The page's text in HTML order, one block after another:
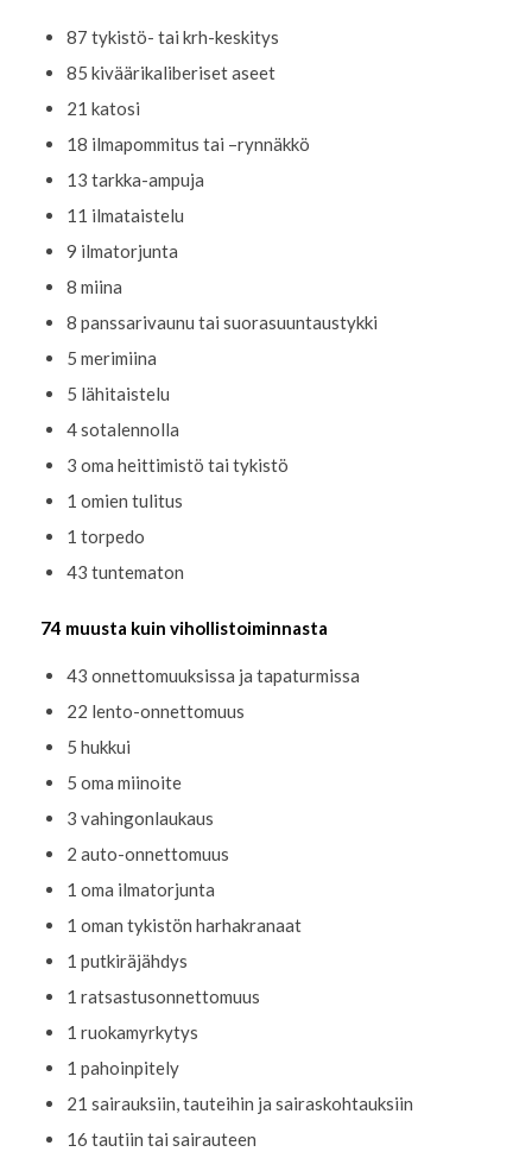
87 tykistö- tai krh-keskitys
85 kiväärikaliberiset aseet
21 katosi
18 ilmapommitus tai –rynnäkkö
13 tarkka-ampuja
11 ilmataistelu
9 ilmatorjunta
8 miina
8 panssarivaunu tai suorasuuntaustykki
5 merimiina
5 lähitaistelu
4 sotalennolla
3 oma heittimistö tai tykistö
1 omien tulitus
1 torpedo
43 tuntematon
74 muusta kuin vihollistoiminnasta
43 onnettomuuksissa ja tapaturmissa
22 lento-onnettomuus
5 hukkui
5 oma miinoite
3 vahingonlaukaus
2 auto-onnettomuus
1 oma ilmatorjunta
1 oman tykistön harhakranaat
1 putkiräjähdys
1 ratsastusonnettomuus
1 ruokamyrkytys
1 pahoinpitely
21 sairauksiin, tauteihin ja sairaskohtauksiin
16 tautiin tai sairauteen